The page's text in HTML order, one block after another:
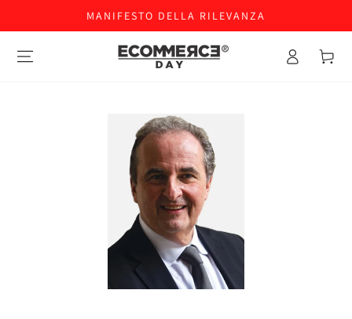
MANIFESTO DELLA RILEVANZA
Accesso Carello